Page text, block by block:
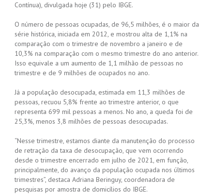
Contínua), divulgada hoje (31) pelo IBGE.
O número de pessoas ocupadas, de 96,5 milhões, é o maior da
série histórica, iniciada em 2012, e mostrou alta de 1,1% na
comparação com o trimestre de novembro a janeiro e de
10,3% na comparação com o mesmo trimestre do ano anterior.
Isso equivale a um aumento de 1,1 milhão de pessoas no
trimestre e de 9 milhões de ocupados no ano.
Já a população desocupada, estimada em 11,3 milhões de
pessoas, recuou 5,8% frente ao trimestre anterior, o que
representa 699 mil pessoas a menos. No ano, a queda foi de
25,3%, menos 3,8 milhões de pessoas desocupadas.
“Nesse trimestre, estamos diante da manutenção do processo
de retração da taxa de desocupação, que vem ocorrendo
desde o trimestre encerrado em julho de 2021, em função,
principalmente, do avanço da população ocupada nos últimos
trimestres”, destaca Adriana Beringuy, coordenadora de
pesquisas por amostra de domicílios do IBGE.